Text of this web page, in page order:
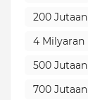
200 Jutaan
4 Milyaran
500 Jutaan
700 Jutaan